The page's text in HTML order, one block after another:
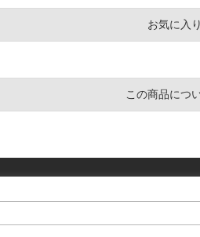
お気に入
この商品につ